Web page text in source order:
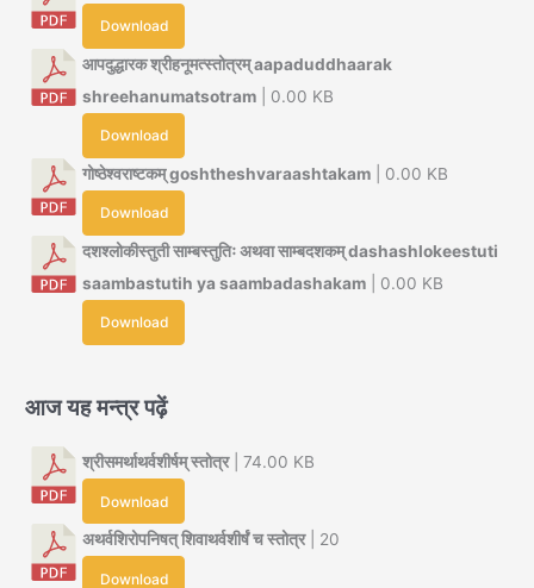
Download
आपदुद्धारक श्रीहनूमत्स्तोत्रम् aapaduddhaarak
shreehanumatsotram | 0.00 KB
Download
गोष्ठेश्वराष्टकम् goshtheshvaraashtakam | 0.00 KB
Download
दशश्लोकीस्तुती साम्बस्तुतिः अथवा साम्बदशकम् dashashlokeestuti
saambastutih ya saambadashakam | 0.00 KB
Download
आज यह मन्त्र पढ़ें
श्रीसमर्थाथर्वशीर्षम् स्तोत्र| 74.00 KB
Download
अथर्वशिरोपनिषत् शिवाथर्वशीर्षं च स्तोत्र| 20
Download